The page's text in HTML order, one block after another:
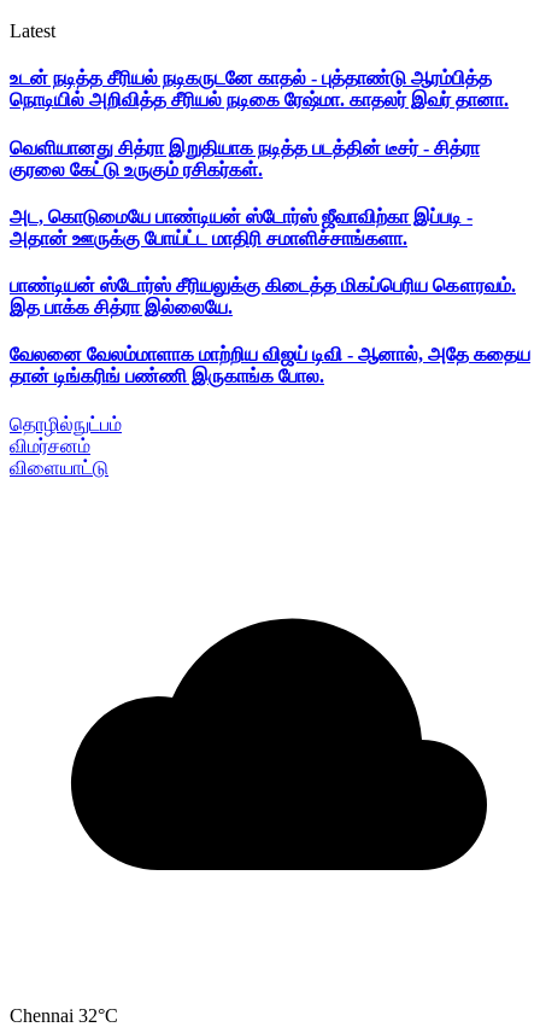
Latest
உடன் நடித்த சீரியல் நடிகருடனே காதல் - புத்தாண்டு ஆரம்பித்த
நொடியில் அறிவித்த சீரியல் நடிகை ரேஷ்மா. காதலர் இவர் தானா.
வெளியானது சித்ரா இறுதியாக நடித்த படத்தின் டீசர் - சித்ரா
குரலை கேட்டு உருகும் ரசிகர்கள்.
அட, கொடுமையே பாண்டியன் ஸ்டோர்ஸ் ஜீவாவிற்கா இப்படி -
அதான் ஊருக்கு போய்ட்ட மாதிரி சமாளிச்சாங்களா.
பாண்டியன் ஸ்டோர்ஸ் சீரியலுக்கு கிடைத்த மிகப்பெரிய கௌரவம்.
இத பாக்க சித்ரா இல்லையே.
வேலனை வேலம்மாளாக மாற்றிய விஜய் டிவி - ஆனால், அதே கதைய
தான் டிங்கரிங் பண்ணி இருகாங்க போல.
தொழில்நுட்பம்
விமர்சனம்
விளையாட்டு
Chennai 32°C